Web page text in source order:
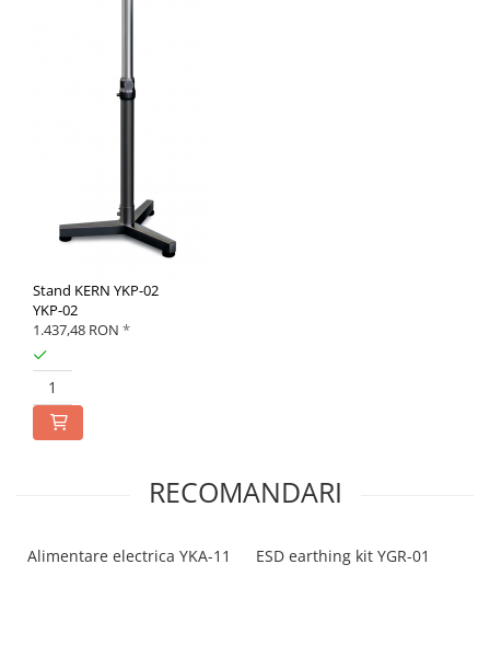
Stand KERN YKP-02
YKP-02
1.437,48 RON *
RECOMANDARI
Alimentare electrica YKA-11 ESD earthing kit YGR-01